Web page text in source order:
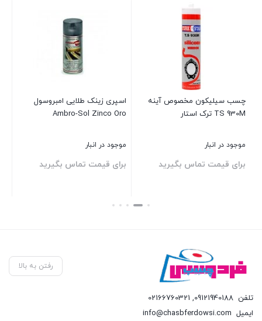
چسب سیلیکون مخصوص آینه
TS 930M ترک استار
موجود در انبار
برای قیمت تماس بگیرید
‎اسپری زینک طلایی امبروسول
Ambro-Sol Zinco Oro
موجود در انبار
برای قیمت تماس بگیرید
بستن
رفتن به بالا
تلفن 09121940188
,
02166760321
ایمیل info@chasbferdowsi.com